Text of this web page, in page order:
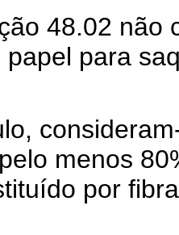
48.02 não
para
menos
por